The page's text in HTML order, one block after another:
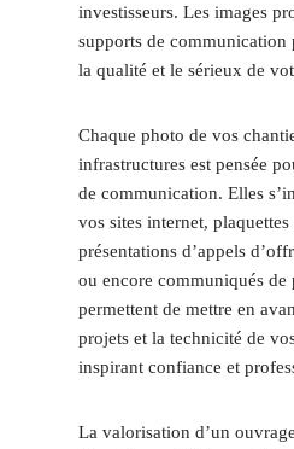
investisseurs. Les images
supports de communication
la qualité et le sérieux de
Chaque photo de vos
infrastructures est pensée
de communication. Elles
vos sites internet,
présentations d’appels
ou encore communiqués de
permettent de mettre en
projets et la technicité de
inspirant confiance et
La valorisation d’un